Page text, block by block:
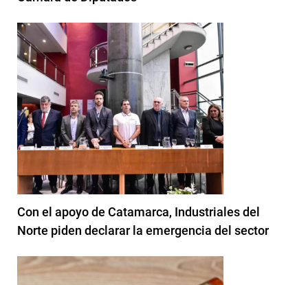
Con el apoyo de Catamarca, Industriales del
Norte piden declarar la emergencia del sector